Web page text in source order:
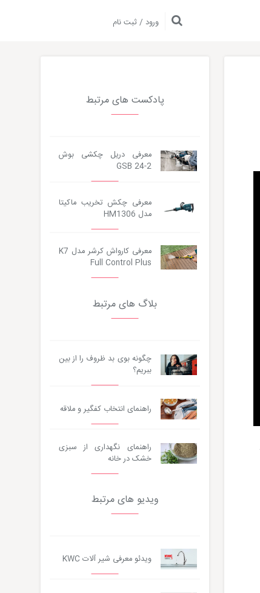
ورود / ثبت نام
پادکست های مرتبط
معرفی دریل چکشی بوش
GSB 24-2
معرفی چکش تخریب ماکیتا
مدل HM1306
معرفی کارواش کرشر مدل K7
Full Control Plus
بلاگ های مرتبط
چگونه بوی بد ظروف را از بین
ببریم؟
راهنمای انتخاب کفگیر و ملاقه
راهنمای نگهداری از سبزی
خشک در خانه
ویدیو های مرتبط
ویدئو معرفی شیر آلات KWC